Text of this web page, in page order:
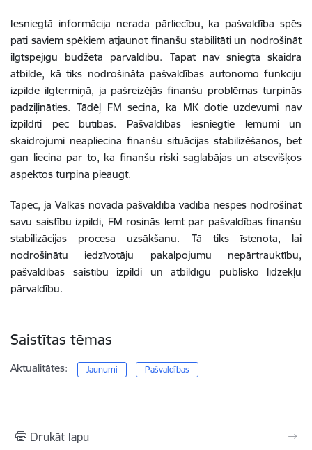
Iesniegtā informācija nerada pārliecību, ka pašvaldība spēs
pati saviem spēkiem atjaunot finanšu stabilitāti un nodrošināt
ilgtspējīgu budžeta pārvaldību. Tāpat nav sniegta skaidra
atbilde, kā tiks nodrošināta pašvaldības autonomo funkciju
izpilde ilgtermiņā, ja pašreizējās finanšu problēmas turpinās
padziļināties. Tādēļ FM secina, ka MK dotie uzdevumi nav
izpildīti pēc būtības. Pašvaldības iesniegtie lēmumi un
skaidrojumi neapliecina finanšu situācijas stabilizēšanos, bet
gan liecina par to, ka finanšu riski saglabājas un atsevišķos
aspektos turpina pieaugt.
Tāpēc, ja Valkas novada pašvaldība vadība nespēs nodrošināt
savu saistību izpildi, FM rosinās lemt par pašvaldības finanšu
stabilizācijas procesa uzsākšanu. Tā tiks īstenota, lai
nodrošinātu iedzīvotāju pakalpojumu nepārtrauktību,
pašvaldības saistību izpildi un atbildīgu publisko līdzekļu
pārvaldību.
Saistītas tēmas
Aktualitātes: Jaunumi Pašvaldības
Drukāt lapu